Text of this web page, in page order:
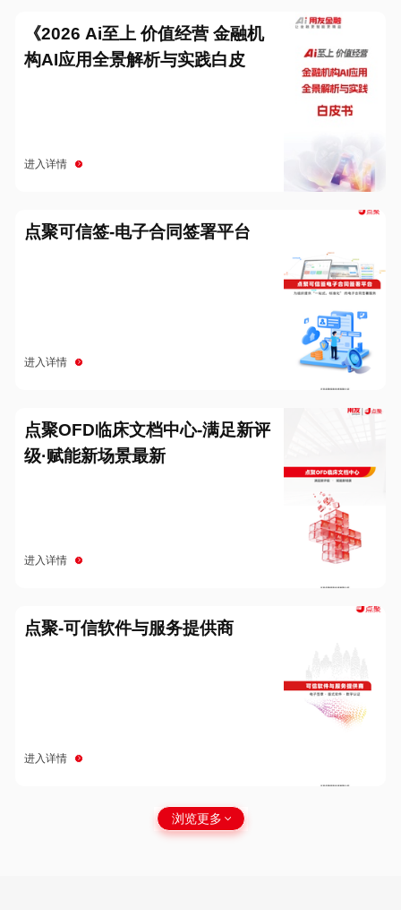
《2026 Ai至上 价值经营 金融机
构AI应用全景解析与实践白皮
进入详情
点聚可信签-电子合同签署平台
进入详情
点聚OFD临床文档中心-满足新评
级·赋能新场景最新
进入详情
点聚-可信软件与服务提供商
进入详情
浏览更多